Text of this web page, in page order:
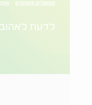
מטופלים משתפים
לדעת